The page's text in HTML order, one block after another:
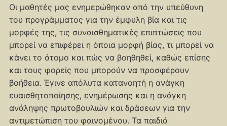
Οι μαθητές μας ενημερώθηκαν από την υπεύθυνη
του προγράμματος για την έμφυλη βία και τις
μορφές της, τις συναισθηματικές επιπτώσεις που
μπορεί να επιφέρει η όποια μορφή βίας, τι μπορεί να
κάνει το άτομο και πώς να βοηθηθεί, καθώς επίσης
και τους φορείς που μπορούν να προσφέρουν
βοήθεια. Έγινε απόλυτα κατανοητή η ανάγκη
ευαισθητοποίησης, ενημέρωσης και η ανάγκη
ανάληψης πρωτοβουλιών και δράσεων για την
αντιμετώπιση του φαινομένου. Τα παιδιά